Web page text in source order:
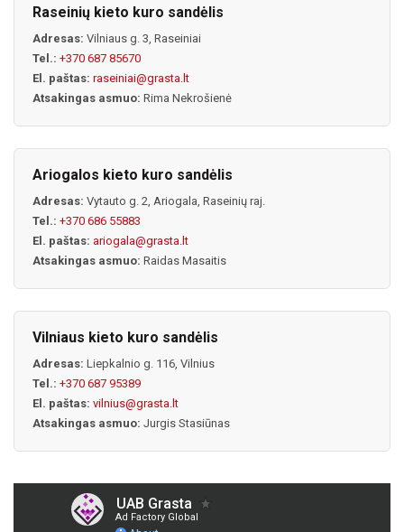
Raseinių kieto kuro sandėlis
Adresas: Vilniaus g. 3, Raseiniai
Tel.: +370 687 85670
El. paštas: raseiniai@grasta.lt
Atsakingas asmuo: Rima Nekrošienė
Ariogalos kieto kuro sandėlis
Adresas: Vytauto g. 2, Ariogala, Raseinių raj.
Tel.: +370 686 55883
El. paštas: ariogala@grasta.lt
Atsakingas asmuo: Raidas Masaitis
Vilniaus kieto kuro sandėlis
Adresas: Liepkalnio g. 116, Vilnius
Tel.: +370 687 95389
El. paštas: vilnius@grasta.lt
Atsakingas asmuo: Jurgis Stasiūnas